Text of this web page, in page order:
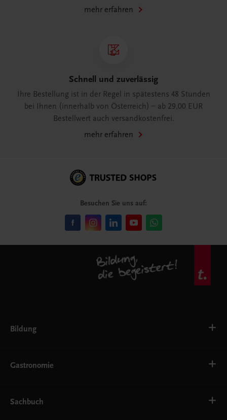
mehr erfahren
Schnell und zuverlässig
Ihre Bestellung ist in der Regel in spätestens 48 Stunden
bei Ihnen (innerhalb von Österreich) – ab 29,00 EUR
Bestellwert auch versandkostenfrei.
mehr erfahren
Besuchen Sie uns auf:
Bildung
AHS
EWF/ZWF
FW
Gastronomie
Getränke
Sachbuch